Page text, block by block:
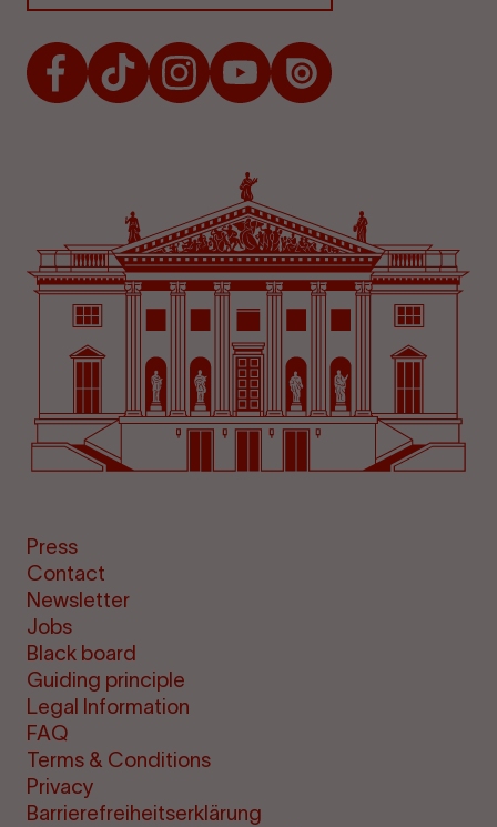
FacebookTikTokInstagramYoutubeIssuu
Press
Contact
Newsletter
Jobs
Black board
Guiding principle
Legal Information
FAQ
Terms & Conditions
Privacy
Barrierefreiheitserklärung